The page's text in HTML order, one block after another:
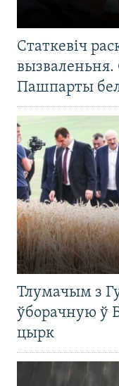
Статкевіч
вызваленьня.
Пашпарты
Тлумачым з
ўборачную ў
цырк